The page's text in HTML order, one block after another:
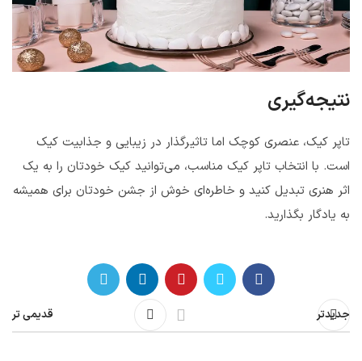
نتیجه‌گیری
تاپر کیک، عنصری کوچک اما تاثیرگذار در زیبایی و جذابیت کیک
است. با انتخاب تاپر کیک مناسب، می‌توانید کیک خودتان را به یک
اثر هنری تبدیل کنید و خاطره‌ای خوش از جشن خودتان برای همیشه
به یادگار بگذارید.
جدیدتر قدیمی تر